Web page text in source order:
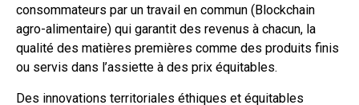
consommateurs par un travail en commun (Blockchain
agro-alimentaire) qui garantit des revenus à chacun, la
qualité des matières premières comme des produits finis
ou servis dans l’assiette à des prix équitables.
Des innovations territoriales éthiques et équitables